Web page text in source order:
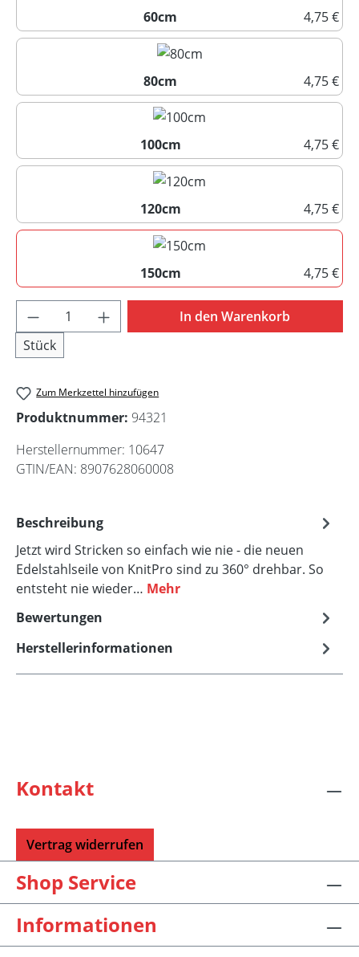
60cm
4,75 €
60cm
80cm
4,75 €
80cm
100cm
4,75 €
100cm
120cm
4,75 €
120cm
150cm
4,75 €
150cm
Produkt Anzahl: Gib den gewünschten
Stück
In den Warenkorb
Zum Merkzettel hinzufügen
Produktnummer: 94321
Herstellernummer: 10647
GTIN/EAN: 8907628060008
Beschreibung
Jetzt wird Stricken so einfach wie nie - die neuen
Edelstahlseile von KnitPro sind zu 360° drehbar. So
entsteht nie wieder… Mehr
Bewertungen
Herstellerinformationen
Kontakt
Vertrag widerrufen
Shop Service
Informationen